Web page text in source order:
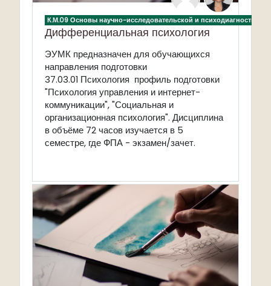
К.М.09 Основы научно-исследовательской и
Дифференциальная психология
ЭУМК предназначен для обучающихся
направления подготовки
37.03.01 Психология профиль подготовки
"Психология управления и интернет-
коммуникации", "Социальная и
организационная психология". Дисциплина
в объёме 72 часов изучается в 5
семестре, где ФПА - экзамен/зачет.